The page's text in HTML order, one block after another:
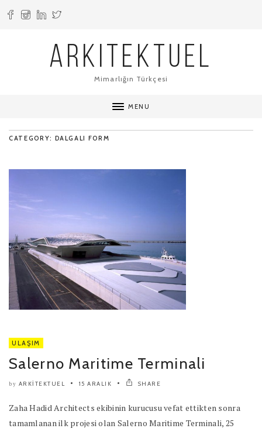
ARKITEKTUEL
Mimarlığın Türkçesi
MENU
CATEGORY: DALGALI FORM
ULAŞIM
Salerno Maritime Terminali
by ARKITEKTUEL 15 ARALIK SHARE
Zaha Hadid Architects ekibinin kurucusu vefat ettikten sonra
tamamlanan ilk projesi olan Salerno Maritime Terminali, 25